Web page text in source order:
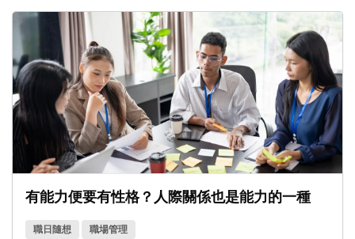
有能力便要有性格？人際關係也是能力的一種
職日隨想 職場管理